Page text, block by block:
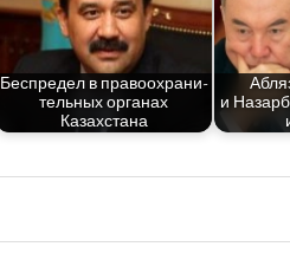
Бес­пре­дел в пра­во­охра­ни­
тель­ных орга­нах
Казахстана
и